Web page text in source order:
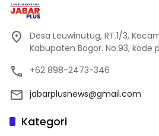
Desa Leuwinutug, RT.1/3,
Kabupaten Bogor. No.93, kode
+62 898-2473-346
jabarplusnews@gmail.com
Kategori